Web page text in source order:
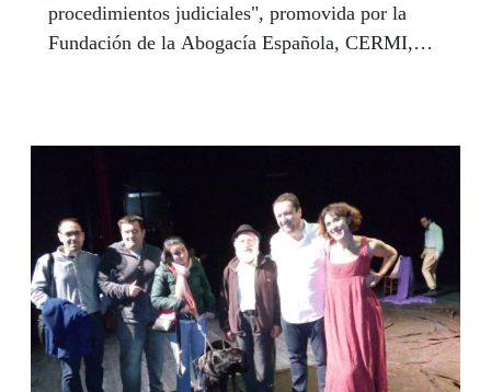
procedimientos judiciales", promovida por la
Fundación de la Abogacía Española, CERMI,